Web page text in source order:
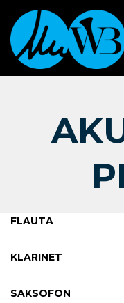
FLAUTA
KLARINET
SAKSOFON